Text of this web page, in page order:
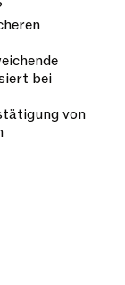
bei
von